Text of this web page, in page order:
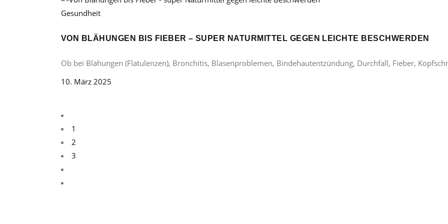
Gesundheit
VON BLÄHUNGEN BIS FIEBER – SUPER NATURMITTEL GEGEN LEICHTE BESCHWERDEN
Ob bei Blähungen (Flatulenzen), Bronchitis, Blasenproblemen, Bindehautentzündung, Durchfall, Fieber,
10. März 2025
1
2
3